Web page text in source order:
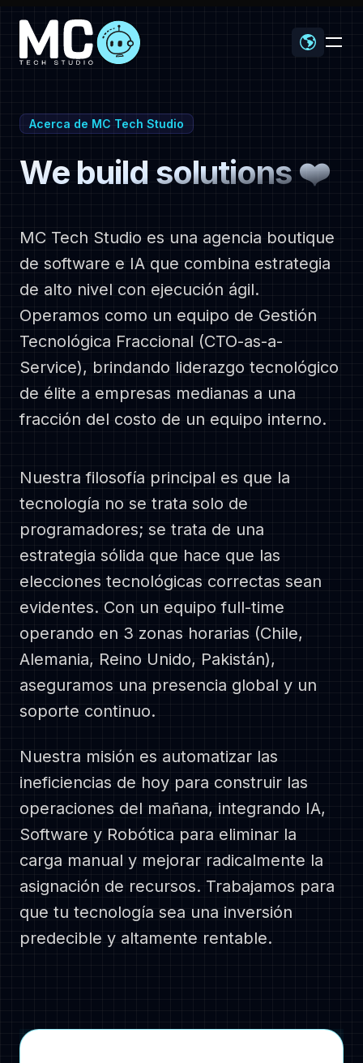
Proyectos
Contáctanos
Nosotros
We are a family-first, creative bunch
who are passionate about coding. We
are citizens of the World!
100% Remote
Santiago, Chile - Berlin & Kóln, Germany
Lahore, Pakistan
Follow us
Acerca de MC Tech Studio -
We build solutions ❤️
MC Tech Studio es una agencia boutique
de software e IA que combina estrategia
de alto nivel con ejecución ágil.
Operamos como un equipo de Gestión
Tecnológica Fraccional (CTO-as-a-
Service), brindando liderazgo tecnológico
de élite a empresas medianas a una
fracción del costo de un equipo interno.
Nuestra filosofía principal es que la
tecnología no se trata solo de
programadores; se trata de una
estrategia sólida que hace que las
elecciones tecnológicas correctas sean
evidentes. Con un equipo full-time
operando en 3 zonas horarias (Chile,
Alemania, Reino Unido, Pakistán),
aseguramos una presencia global y un
soporte continuo.
Nuestra misión es automatizar las
ineficiencias de hoy para construir las
operaciones del mañana, integrando IA,
Software y Robótica para eliminar la
carga manual y mejorar radicalmente la
asignación de recursos. Trabajamos para
que tu tecnología sea una inversión
predecible y altamente rentable.